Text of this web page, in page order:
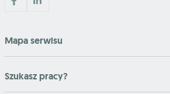
Mapa serwisu
Szukasz pracy?